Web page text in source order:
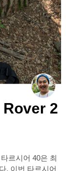
2
르시어 40은 최
. 이번 타르시어